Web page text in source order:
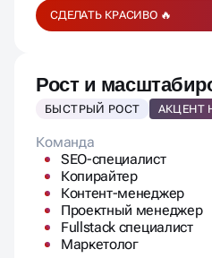
СДЕЛАТЬ КРАСИВО 🔥
Рост и
БЫСТРЫЙ РОСТ АКЦЕНТ
Команда
SEO-специалист
Копирайтер
Контент-менеджер
Проектный менеджер
Fullstack специалист
Маркетолог